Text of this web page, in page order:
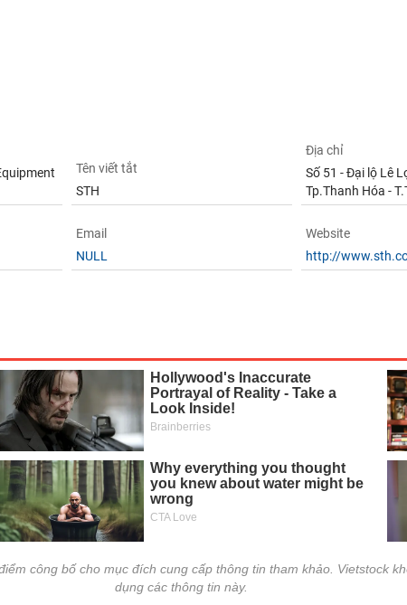
Tên viết tắt
STH
Địa chỉ
Số 51 - Đại lộ Lê
Tp.Thanh Hóa -
Email
NULL
Website
http://
công bố cho mục đích cung cấp thông tin tham khảo. Vietstock
dụng các thông tin này.